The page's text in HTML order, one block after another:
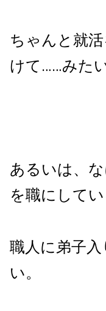
ちゃんと就
けて……みた
あるいは、
を職にして
職人に弟子
い。